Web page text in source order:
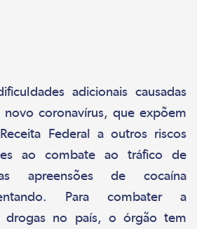
adicionais causadas
coronavírus, que expõem
Federal a outros riscos
ao combate ao tráfico de
apreensões de cocaína
Para combater a
drogas no país, o órgão tem